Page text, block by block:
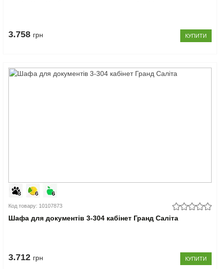
3.758 грн КУПИТИ
Код товару: 10107873
Шафа для документів 3-304 кабінет Гранд Саліта
3.712 грн КУПИТИ